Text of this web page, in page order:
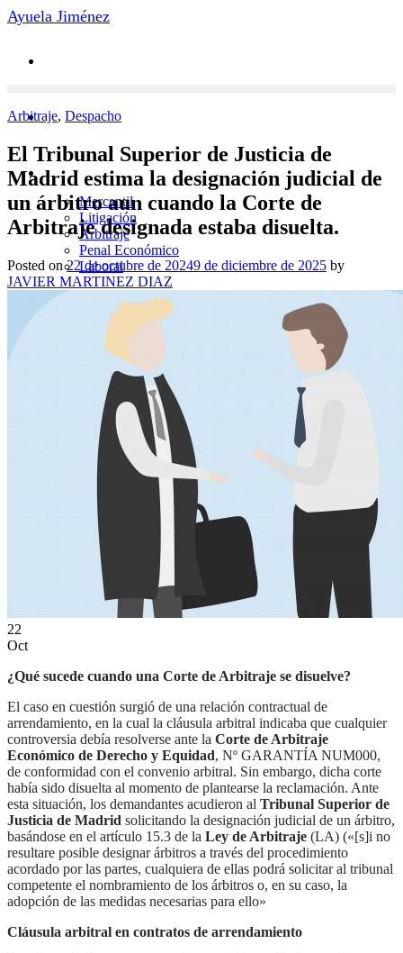
Saltar
Ayuela Jiménez
Áreas de Práctica
Mercantil
Litigación
Arbitraje
Penal Económico
Laboral
Novedades
EN
Arbitraje, Despacho
El Tribunal Superior de Justicia de
Madrid estima la designación judicial de
un árbitro aun cuando la Corte de
Arbitraje designada estaba disuelta.
Posted on22 de octubre de 20249 de diciembre de 2025 by
JAVIER MARTINEZ DIAZ
22
Oct
¿Qué sucede cuando una Corte de Arbitraje se disuelve?
El caso en cuestión surgió de una relación contractual de
arrendamiento, en la cual la cláusula arbitral indicaba que cualquier
controversia debía resolverse ante la Corte de Arbitraje
Económico de Derecho y Equidad, Nº GARANTÍA NUM000,
de conformidad con el convenio arbitral. Sin embargo, dicha corte
había sido disuelta al momento de plantearse la reclamación. Ante
esta situación, los demandantes acudieron al Tribunal Superior de
Justicia de Madrid solicitando la designación judicial de un árbitro,
basándose en el artículo 15.3 de la Ley de Arbitraje (LA) («[s]i no
resultare posible designar árbitros a través del procedimiento
acordado por las partes, cualquiera de ellas podrá solicitar al tribunal
competente el nombramiento de los árbitros o, en su caso, la
adopción de las medidas necesarias para ello»
Cláusula arbitral en contratos de arrendamiento